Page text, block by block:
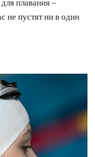
плавания –
не пустят ни в один